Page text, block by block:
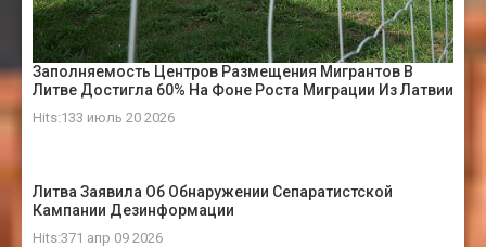
Заполняемость Центров Размещения Мигрантов В
Литве Достигла 60% На Фоне Роста Миграции Из Латвии
Hits:133 июль 20 2026
Литва Заявила Об Обнаружении Сепаратистской
Кампании Дезинформации
Hits:371 апр 09 2026